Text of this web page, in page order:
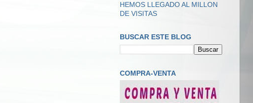
HEMOS LLEGADO AL MILLON
DE VISITAS
BUSCAR ESTE BLOG
COMPRA-VENTA